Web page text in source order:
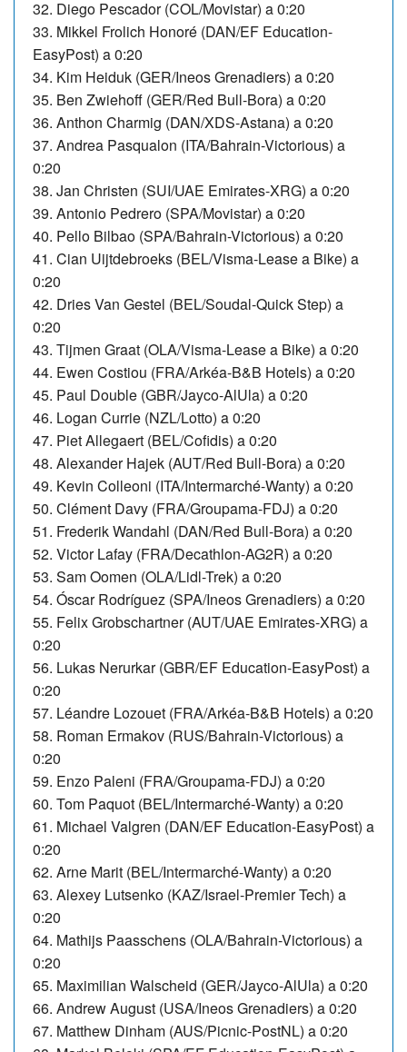
32. Diego Pescador (COL/Movistar) a 0:20
33. Mikkel Frolich Honoré (DAN/EF Education-
EasyPost) a 0:20
34. Kim Heiduk (GER/Ineos Grenadiers) a 0:20
35. Ben Zwiehoff (GER/Red Bull-Bora) a 0:20
36. Anthon Charmig (DAN/XDS-Astana) a 0:20
37. Andrea Pasqualon (ITA/Bahrain-Victorious) a
0:20
38. Jan Christen (SUI/UAE Emirates-XRG) a 0:20
39. Antonio Pedrero (SPA/Movistar) a 0:20
40. Pello Bilbao (SPA/Bahrain-Victorious) a 0:20
41. Cian Uijtdebroeks (BEL/Visma-Lease a Bike) a
0:20
42. Dries Van Gestel (BEL/Soudal-Quick Step) a
0:20
43. Tijmen Graat (OLA/Visma-Lease a Bike) a 0:20
44. Ewen Costiou (FRA/Arkéa-B&B Hotels) a 0:20
45. Paul Double (GBR/Jayco-AlUla) a 0:20
46. Logan Currie (NZL/Lotto) a 0:20
47. Piet Allegaert (BEL/Cofidis) a 0:20
48. Alexander Hajek (AUT/Red Bull-Bora) a 0:20
49. Kevin Colleoni (ITA/Intermarché-Wanty) a 0:20
50. Clément Davy (FRA/Groupama-FDJ) a 0:20
51. Frederik Wandahl (DAN/Red Bull-Bora) a 0:20
52. Victor Lafay (FRA/Decathlon-AG2R) a 0:20
53. Sam Oomen (OLA/Lidl-Trek) a 0:20
54. Óscar Rodríguez (SPA/Ineos Grenadiers) a 0:20
55. Felix Grobschartner (AUT/UAE Emirates-XRG) a
0:20
56. Lukas Nerurkar (GBR/EF Education-EasyPost) a
0:20
57. Léandre Lozouet (FRA/Arkéa-B&B Hotels) a 0:20
58. Roman Ermakov (RUS/Bahrain-Victorious) a
0:20
59. Enzo Paleni (FRA/Groupama-FDJ) a 0:20
60. Tom Paquot (BEL/Intermarché-Wanty) a 0:20
61. Michael Valgren (DAN/EF Education-EasyPost) a
0:20
62. Arne Marit (BEL/Intermarché-Wanty) a 0:20
63. Alexey Lutsenko (KAZ/Israel-Premier Tech) a
0:20
64. Mathijs Paasschens (OLA/Bahrain-Victorious) a
0:20
65. Maximilian Walscheid (GER/Jayco-AlUla) a 0:20
66. Andrew August (USA/Ineos Grenadiers) a 0:20
67. Matthew Dinham (AUS/Picnic-PostNL) a 0:20